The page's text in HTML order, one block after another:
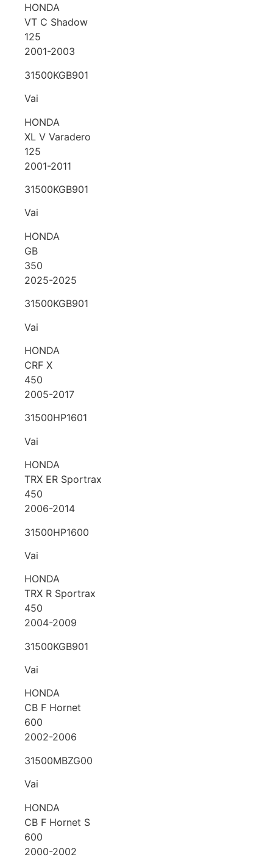
HONDA
VT C Shadow
125
2001-2003
31500KGB901
Vai
HONDA
XL V Varadero
125
2001-2011
31500KGB901
Vai
HONDA
GB
350
2025-2025
31500KGB901
Vai
HONDA
CRF X
450
2005-2017
31500HP1601
Vai
HONDA
TRX ER Sportrax
450
2006-2014
31500HP1600
Vai
HONDA
TRX R Sportrax
450
2004-2009
31500KGB901
Vai
HONDA
CB F Hornet
600
2002-2006
31500MBZG00
Vai
HONDA
CB F Hornet S
600
2000-2002